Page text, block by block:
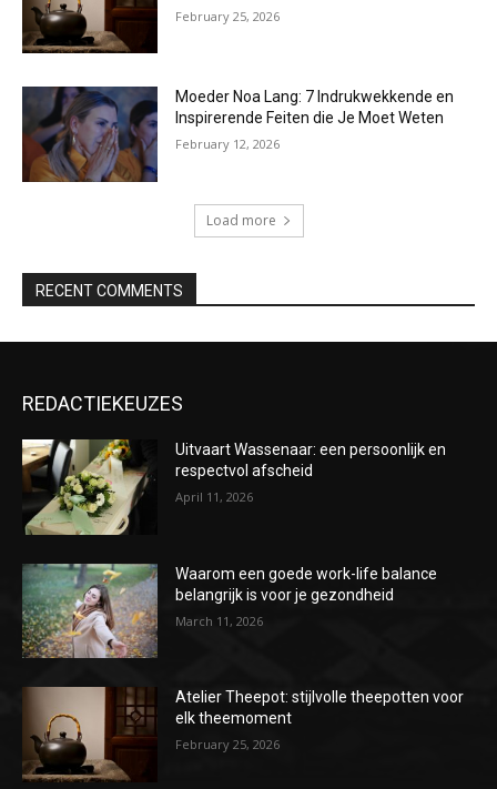
February 25, 2026
Moeder Noa Lang: 7 Indrukwekkende en
Inspirerende Feiten die Je Moet Weten
February 12, 2026
Load more
RECENT COMMENTS
REDACTIEKEUZES
Uitvaart Wassenaar: een persoonlijk en
respectvol afscheid
April 11, 2026
Waarom een goede work-life balance
belangrijk is voor je gezondheid
March 11, 2026
Atelier Theepot: stijlvolle theepotten voor
elk theemoment
February 25, 2026